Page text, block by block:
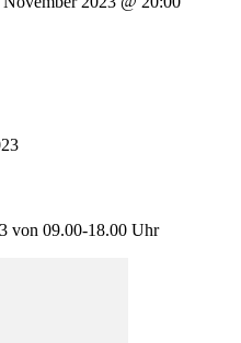
von 09.00-18.00 Uhr